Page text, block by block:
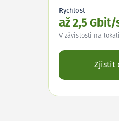
Rychlost
až 2,5 Gbit/
V závislosti na
Zjistit